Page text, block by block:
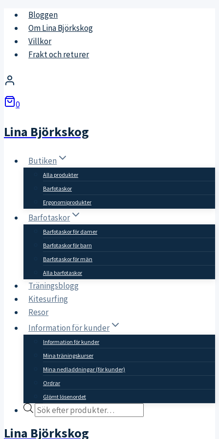
Skip
content
Bloggen
Om Lina Björkskog
Villkor
Frakt och returer
0
Lina Björkskog
Butiken
Alla produkter
Barfotaskor
Ergonomiprodukter
Barfotaskor
Barfotaskor för damer
Barfotaskor för barn
Barfotaskor för män
Alla barfotaskor
Träningsblogg
Kitesurfing
Resor
Information för kunder
Information för kunder
Mina träningskurser
Mina nedladdningar (för kunder)
Ordrar
Glömt lösenordet
Products
Lina Björkskog